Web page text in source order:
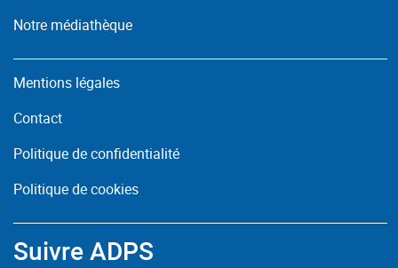
Notre médiathèque
Mentions légales
Contact
Politique de confidentialité
Politique de cookies
Suivre ADPS